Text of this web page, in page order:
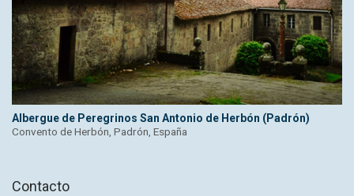
Albergue de Peregrinos San Antonio de Herbón (Padrón)
Convento de Herbón, Padrón, España
Contacto